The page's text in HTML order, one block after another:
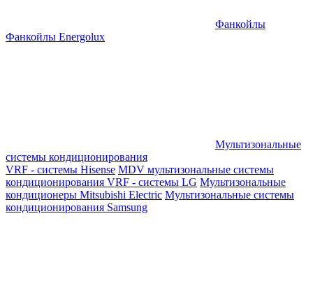
Фанкойлы
Фанкойлы Energolux
Мультизональные
системы кондиционирования
VRF - системы Hisense MDV мультизональные системы
кондиционирования VRF - системы LG Мультизональные
кондиционеры Mitsubishi Electric Мультизональные системы
кондиционирования Samsung